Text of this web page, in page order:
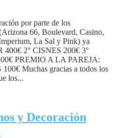
por parte de los
66, Boulevard, Casino,
La Sal y Pink) ya
400€ 2° CISNES 200€ 3°
PREMIO A LA PAREJA:
Muchas gracias a todos los
los...
y Decoración